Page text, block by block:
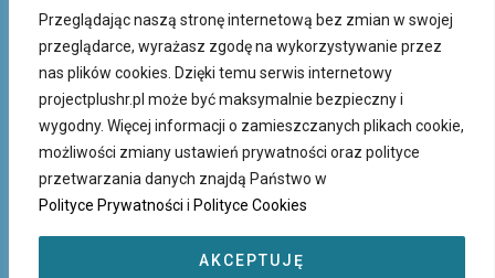
Przeglądając naszą stronę internetową bez zmian w swojej
przeglądarce, wyrażasz zgodę na wykorzystywanie przez
nas plików cookies. Dzięki temu serwis internetowy
projectplushr.pl może być maksymalnie bezpieczny i
wygodny. Więcej informacji o zamieszczanych plikach cookie,
możliwości zmiany ustawień prywatności oraz polityce
przetwarzania danych znajdą Państwo w
Polityce Prywatności i Polityce Cookies
AKCEPTUJĘ
Region Piotrków Trybunalski:
+48 511 057 121
Nasi rekruterzy mówią w języku polskim, ukraińskim, rosyjskim
oraz angielskim.